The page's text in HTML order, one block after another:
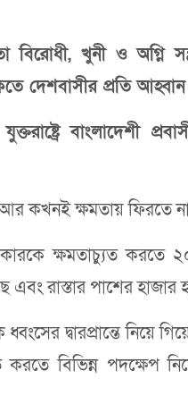
বিরোধী, খুনী ও অগ্নি
দেশবাসীর প্রতি আহ্বান
বাংলাদেশী
আর কখনই ক্ষমতায় ফিরতে
ক্ষমতাচ্যুত করতে
রাস্তার পাশের হাজার
দ্বারপ্রান্তে নিয়ে
বিভিন্ন পদক্ষেপ